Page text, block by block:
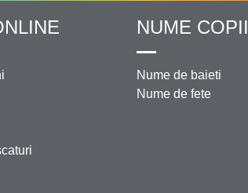
NUME COPII
Nume de baieti
Nume de fete